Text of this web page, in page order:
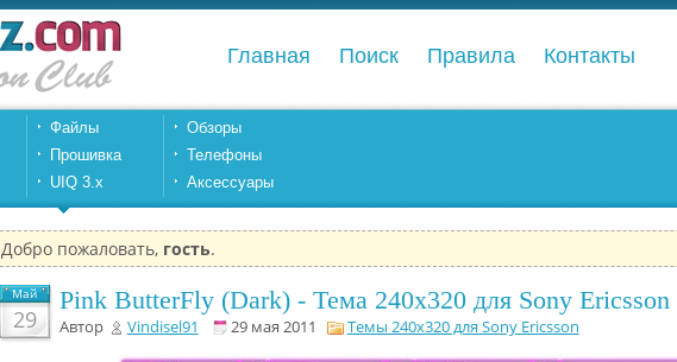
Главная Поиск Правила Контакты
Файлы
Прошивка
UIQ 3.x
Обзоры
Телефоны
Аксессуары
Добро пожаловать, гость.
Май
29
Pink ButterFly (Dark) - Тема 240x320 для Sony
Автор Vindisel91 29 мая 2011 Темы 240x320 для Sony Ericsson